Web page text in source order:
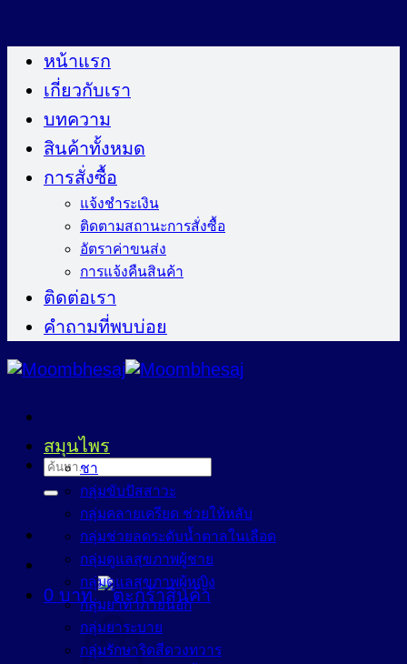
ไป
หน้าแรก
เกี่ยวกับเรา
บทความ
สินค้าทั้งหมด
การสั่งซื้อ
แจ้งชำระเงิน
ติดตามสถานะการสั่งซื้อ
อัตราค่าขนส่ง
การแจ้งคืนสินค้า
ติดต่อเรา
คำถามที่พบบ่อย
ค้นหา:
0 บาท
สมุนไพร
ชา
กลุ่มขับปัสสาวะ
กลุ่มคลายเครียด ช่วยให้หลับ
กลุ่มช่วยลดระดับน้ำตาลในเลือด
กลุ่มดูแลสุขภาพผู้ชาย
กลุ่มดูแลสุขภาพผู้หญิง
กลุ่มยาทาภายนอก
กลุ่มยาระบาย
กลุ่มรักษาริดสีดวงทวาร